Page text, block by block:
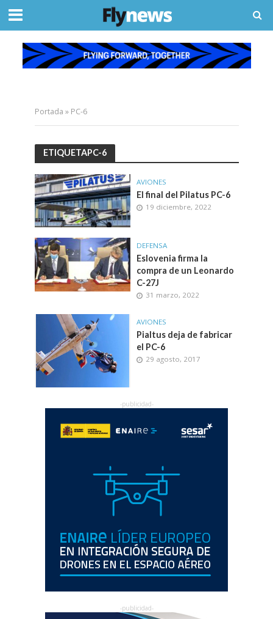
Portada » PC-6
ETIQUETAPC-6
AVIONES
El final del Pilatus PC-6
19 diciembre, 2022
DEFENSA
Eslovenia firma la
compra de un Leonardo
C-27J
31 marzo, 2022
AVIONES
Pialtus deja de fabricar
el PC-6
29 agosto, 2017